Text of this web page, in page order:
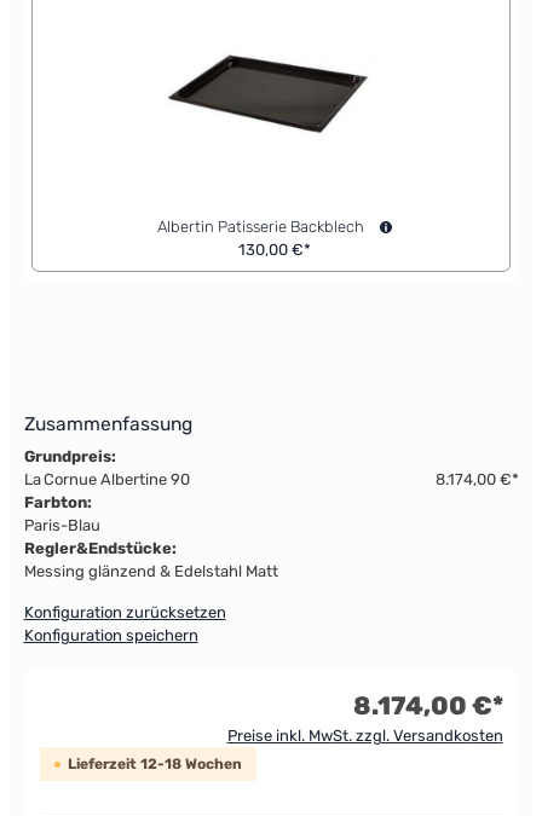
Albertin Patisserie Backblech
130,00 €*
Zusammenfassung
Grundpreis:
La Cornue Albertine 90
8.174,00 €*
Farbton:
Paris-Blau
Regler&Endstücke:
Messing glänzend & Edelstahl Matt
Konfiguration zurücksetzen
Konfiguration speichern
8.174,00 €*
Preise inkl. MwSt. zzgl. Versandkosten
Lieferzeit 12-18 Wochen